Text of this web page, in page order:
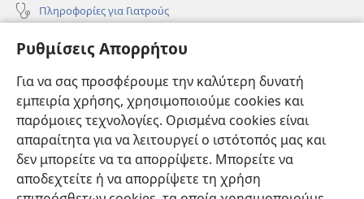
Ρυθμίσεις Απορρήτου
Για να σας προσφέρουμε την καλύτερη δυνατή
εμπειρία χρήσης, χρησιμοποιούμε cookies και
παρόμοιες τεχνολογίες. Ορισμένα cookies είναι
απαραίτητα για να λειτουργεί ο ιστότοπός μας και
δεν μπορείτε να τα απορρίψετε. Μπορείτε να
αποδεχτείτε ή να απορρίψετε τη χρήση
Πληροφορίες για Γιατρούς
Πληροφορίες για Επίσημους Φορείς και ΜΜΕ
Συνεισφορές
(ανοίγει
παράθυρο)ΔΙΑΔΙΚΤΥΑΚΗ ΒΙΒΛΙΟΘΗΚΗ της Σκοπιάς™
(ανοίγει
νέο
παράθυρο)
JW Hub ®